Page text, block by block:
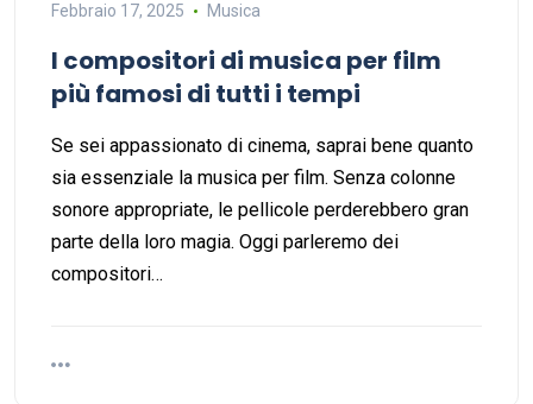
Febbraio 17, 2025 Musica
I compositori di musica per film
più famosi di tutti i tempi
Se sei appassionato di cinema, saprai bene quanto
sia essenziale la musica per film. Senza colonne
sonore appropriate, le pellicole perderebbero gran
parte della loro magia. Oggi parleremo dei
compositori…